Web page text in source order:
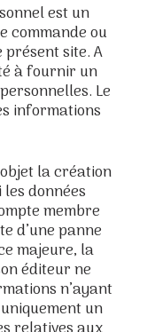
est un
commande ou
site. A
à fournir un
Le
informations
la création
données
membre
d’une panne
majeure, la
éditeur ne
n’ayant
un